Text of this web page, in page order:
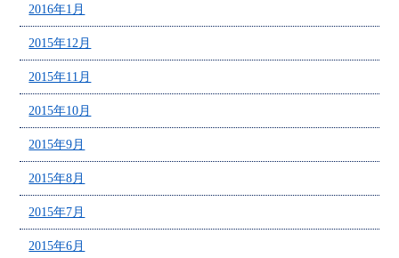
2016年1月
2015年12月
2015年11月
2015年10月
2015年9月
2015年8月
2015年7月
2015年6月